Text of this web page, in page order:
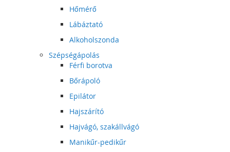
Hőmérő
Lábáztató
Alkoholszonda
Szépségápolás
Férfi borotva
Bőrápoló
Epilátor
Hajszárító
Hajvágó, szakállvágó
Manikűr-pedikűr